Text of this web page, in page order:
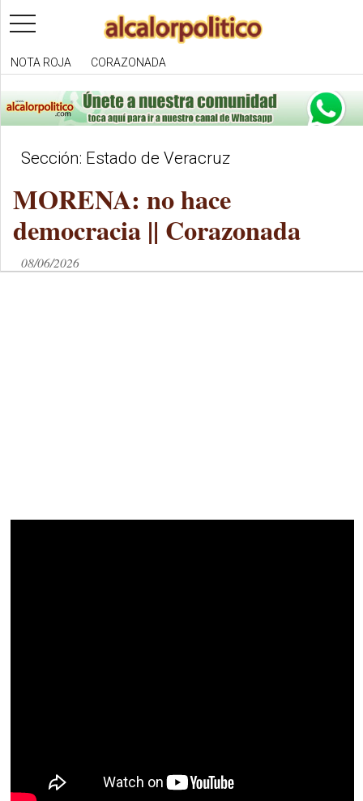
toggle
navigation
NOTA ROJA CORAZONADA
Sección: Estado de Veracruz
MORENA: no hace
democracia || Corazonada
08/06/2026